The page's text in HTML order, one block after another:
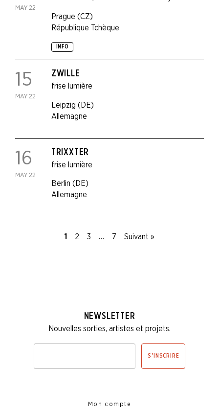
MAY 22
Prague (CZ)
République Tchèque
INFO
15
MAY 22
frise lumière
ZWILLE
Leipzig (DE)
Allemagne
16
MAY 22
frise lumière
TRIXXTER
Berlin (DE)
Allemagne
1 2 3 … 7 Suivant »
NEWSLETTER
Nouvelles sorties, artistes et projets.
vous
S'INSCRIRE
Mon compte